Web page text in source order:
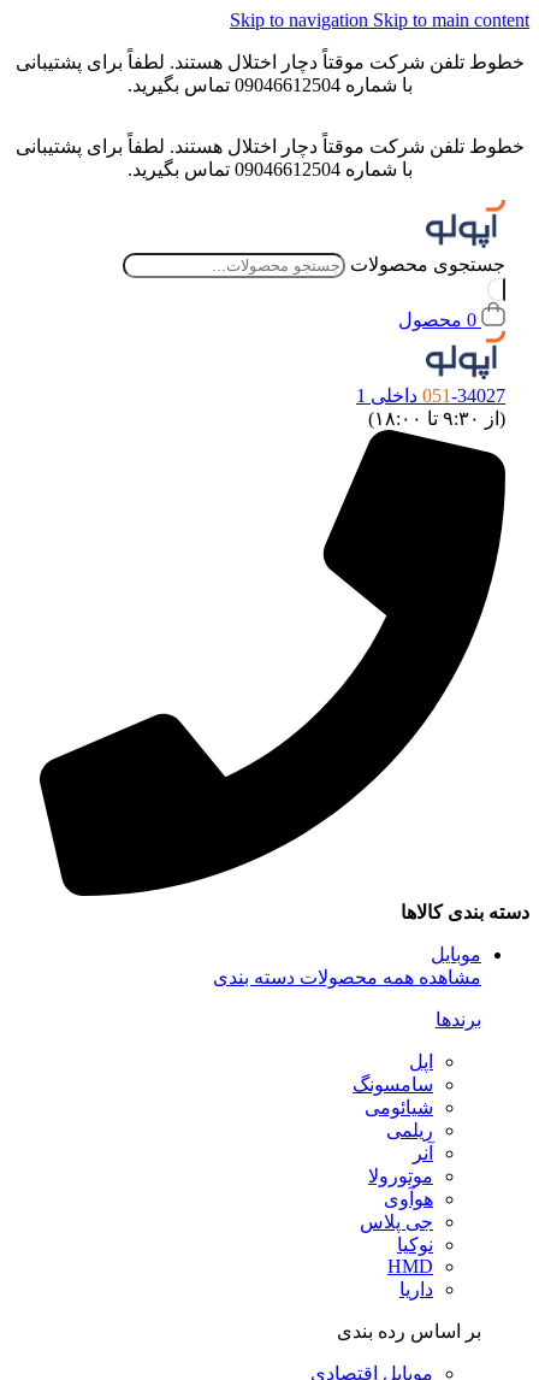
Skip to navigation Skip to main content
خطوط تلفن شرکت موقتاً دچار اختلال هستند. لطفاً برای پشتیبانی
با شماره 09046612504 تماس بگیرید.
خطوط تلفن شرکت موقتاً دچار اختلال هستند. لطفاً برای پشتیبانی
با شماره 09046612504 تماس بگیرید.
جستجوی محصولات
0 محصول
051-34027 داخلی 1
(از ۹:۳۰ تا ۱۸:۰۰)
دسته بندی کالاها
موبایل
مشاهده همه محصولات دسته بندی
برندها
اپل
سامسونگ
شیائومی
ریلمی
آنر
موتورولا
هوآوی
جی پلاس
نوکیا
HMD
داریا
بر اساس رده بندی
موبایل اقتصادی